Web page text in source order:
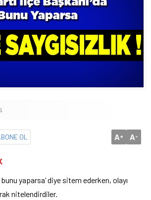
OL A+ A-
yaparsa’ diye sitem ederken, olayı
nitelendirdiler.